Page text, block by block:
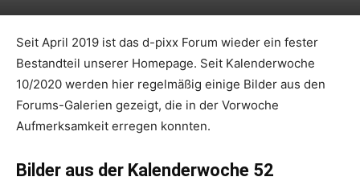
Seit April 2019 ist das d-pixx Forum wieder ein fester
Bestandteil unserer Homepage. Seit Kalenderwoche
10/2020 werden hier regelmäßig einige Bilder aus den
Forums-Galerien gezeigt, die in der Vorwoche
Aufmerksamkeit erregen konnten.
Bilder aus der Kalenderwoche 52